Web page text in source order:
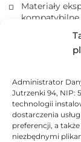
Administrator
Jutrzenki 94, NIP:
technologii
dostarczenia
preferencji, a
niezbędnymi
Materiały
Producent
Kasety z
Marki i
celach